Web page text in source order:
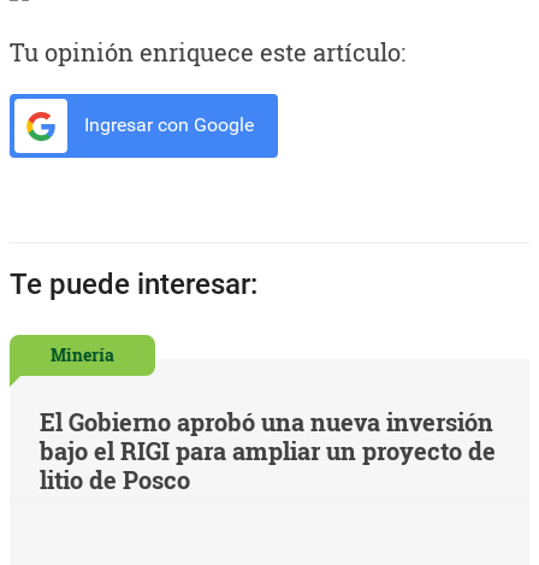
Tu opinión enriquece este artículo:
Ingresar con Google
Te puede interesar:
Minería
El Gobierno aprobó una nueva inversión
bajo el RIGI para ampliar un proyecto de
litio de Posco